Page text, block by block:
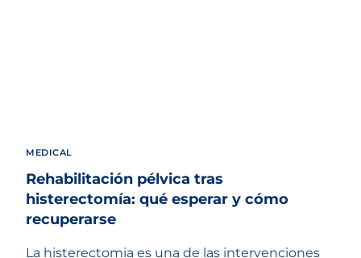
MEDICAL
Rehabilitación pélvica tras
histerectomía: qué esperar y cómo
recuperarse
La histerectomia es una de las intervenciones